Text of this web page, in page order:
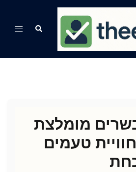
Search
Toggle
מומלצת
טעמים